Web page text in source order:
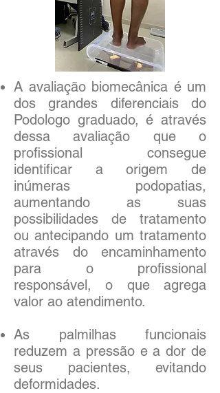
A avaliação biomecânica é um
dos grandes diferenciais do
Podologo graduado, é através
dessa avaliação que o
profissional consegue
identificar a origem de
inúmeras podopatias,
aumentando as suas
possibilidades de tratamento
ou antecipando um tratamento
através do encaminhamento
para o profissional
responsável, o que agrega
valor ao atendimento.
As palmilhas funcionais
reduzem a pressão e a dor de
seus pacientes, evitando
deformidades.​